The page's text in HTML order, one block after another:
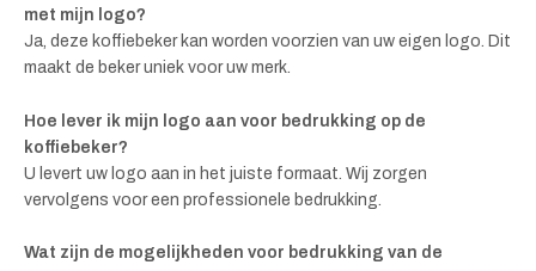
met mijn logo?
Ja, deze koffiebeker kan worden voorzien van uw eigen logo. Dit
maakt de beker uniek voor uw merk.
Hoe lever ik mijn logo aan voor bedrukking op de
koffiebeker?
U levert uw logo aan in het juiste formaat. Wij zorgen
vervolgens voor een professionele bedrukking.
Wat zijn de mogelijkheden voor bedrukking van de